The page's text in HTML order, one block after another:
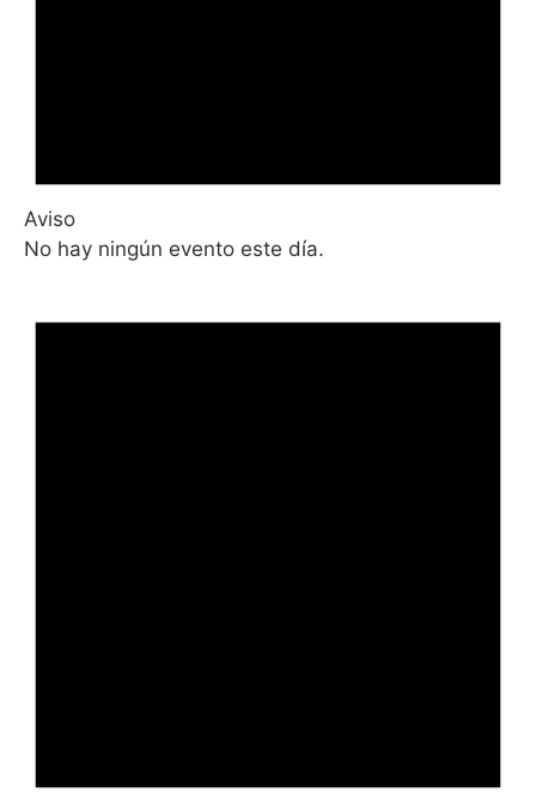
Aviso
No hay ningún evento este día.